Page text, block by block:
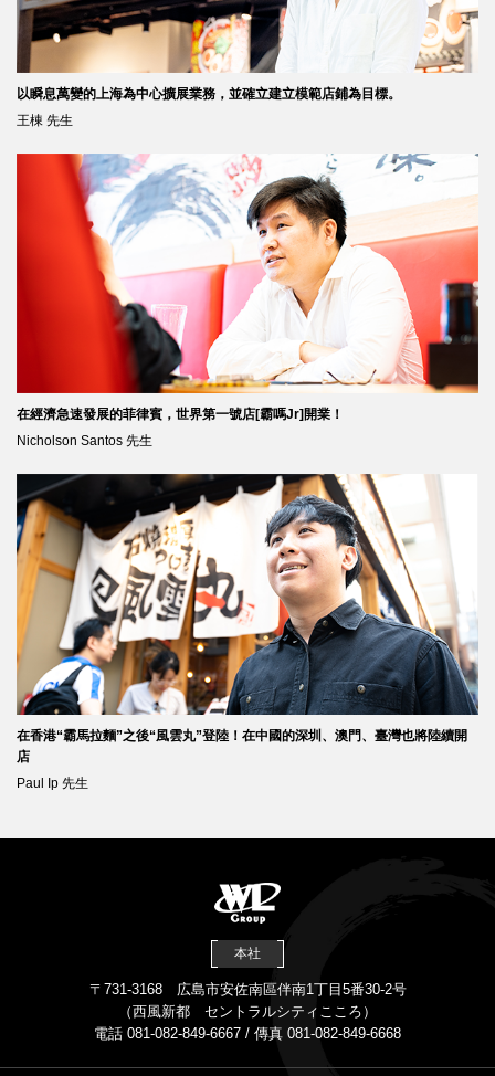
以瞬息萬變的上海為中心擴展業務，並確立建立模範店鋪為目標。
王棟 先生
在經濟急速發展的菲律賓，世界第一號店[霸嗎Jr]開業！
Nicholson Santos 先生
在香港“霸馬拉麵”之後“風雲丸”登陸！在中國的深圳、澳門、臺灣也將陸續開
店
Paul Ip 先生
本社
〒731-3168 広島市安佐南區伴南1丁目5番30-2号
（西風新都 セントラルシティこころ）
電話 081-082-849-6667 / 傳真 081-082-849-6668